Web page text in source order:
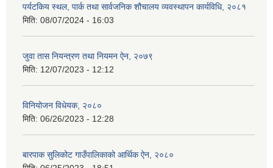
पर्यटकिय स्थल, पार्क तथा सार्वजनिक शौचालय व्यवस्थापन कार्यविधि, २०८१
मिति: 08/07/2024 - 16:03
जुवा तास नियन्त्रण तथा नियमन ऐन, २०७९
मिति: 12/07/2023 - 12:12
विनियोजन विधेयक, २०८०
मिति: 06/26/2023 - 12:28
बारपाक सुलिकोट गाउँपालिकाको आर्थिक ऐन, २०८०